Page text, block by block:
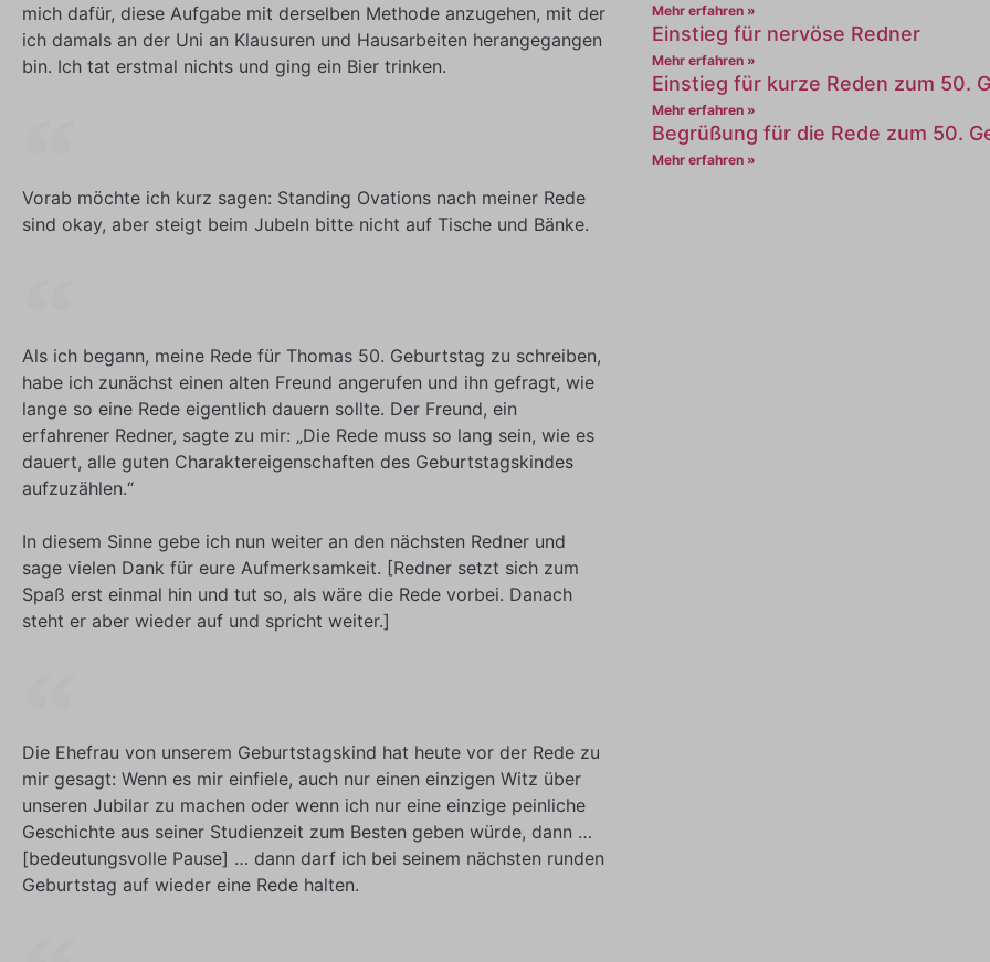
mich dafür, diese Aufgabe mit derselben Methode anzugehen, mit der
ich damals an der Uni an Klausuren und Hausarbeiten herangegangen
bin. Ich tat erstmal nichts und ging ein Bier trinken.
Vorab möchte ich kurz sagen: Standing Ovations nach meiner Rede
sind okay, aber steigt beim Jubeln bitte nicht auf Tische und Bänke.
Als ich begann, meine Rede für Thomas 50. Geburtstag zu schreiben,
habe ich zunächst einen alten Freund angerufen und ihn gefragt, wie
lange so eine Rede eigentlich dauern sollte. Der Freund, ein
erfahrener Redner, sagte zu mir: „Die Rede muss so lang sein, wie es
dauert, alle guten Charaktereigenschaften des Geburtstagskindes
aufzuzählen.“
In diesem Sinne gebe ich nun weiter an den nächsten Redner und
sage vielen Dank für eure Aufmerksamkeit. [Redner setzt sich zum
Spaß erst einmal hin und tut so, als wäre die Rede vorbei. Danach
steht er aber wieder auf und spricht weiter.]
Die Ehefrau von unserem Geburtstagskind hat heute vor der Rede zu
mir gesagt: Wenn es mir einfiele, auch nur einen einzigen Witz über
unseren Jubilar zu machen oder wenn ich nur eine einzige peinliche
Geschichte aus seiner Studienzeit zum Besten geben würde, dann …
[bedeutungsvolle Pause] … dann darf ich bei seinem nächsten runden
Geburtstag auf wieder eine Rede halten.
Mehr erfahren »
Einstieg für nervöse Redner
Mehr erfahren »
Einstieg für kurze Reden zum 50.
Mehr erfahren »
Begrüßung für die Rede zum 50.
Mehr erfahren »